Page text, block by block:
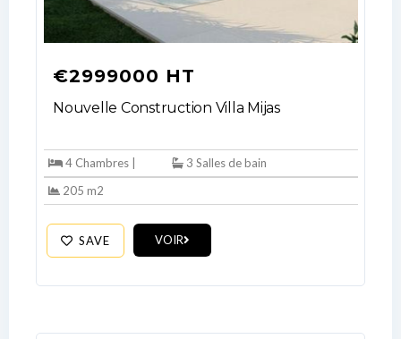
€2999000 HT
Nouvelle Construction Villa Mijas
4 Chambres |
3 Salles de bain
205 m2
SAVE VOIR